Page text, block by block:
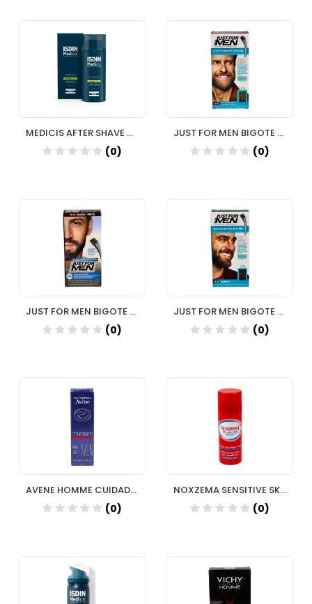
MEDICIS AFTER SHAVE GEL 100 ML
(0)
JUST FOR MEN BIGOTE Y BARBA CAST OSCURO
(0)
JUST FOR MEN BIGOTE Y BARBA NEGRO
(0)
JUST FOR MEN BIGOTE Y BARBA MORENO
(0)
AVENE HOMME CUIDADO HIDRATANTE ANTI EDAD 50 ML
(0)
NOXZEMA SENSITIVE SKIN 50 ML
(0)